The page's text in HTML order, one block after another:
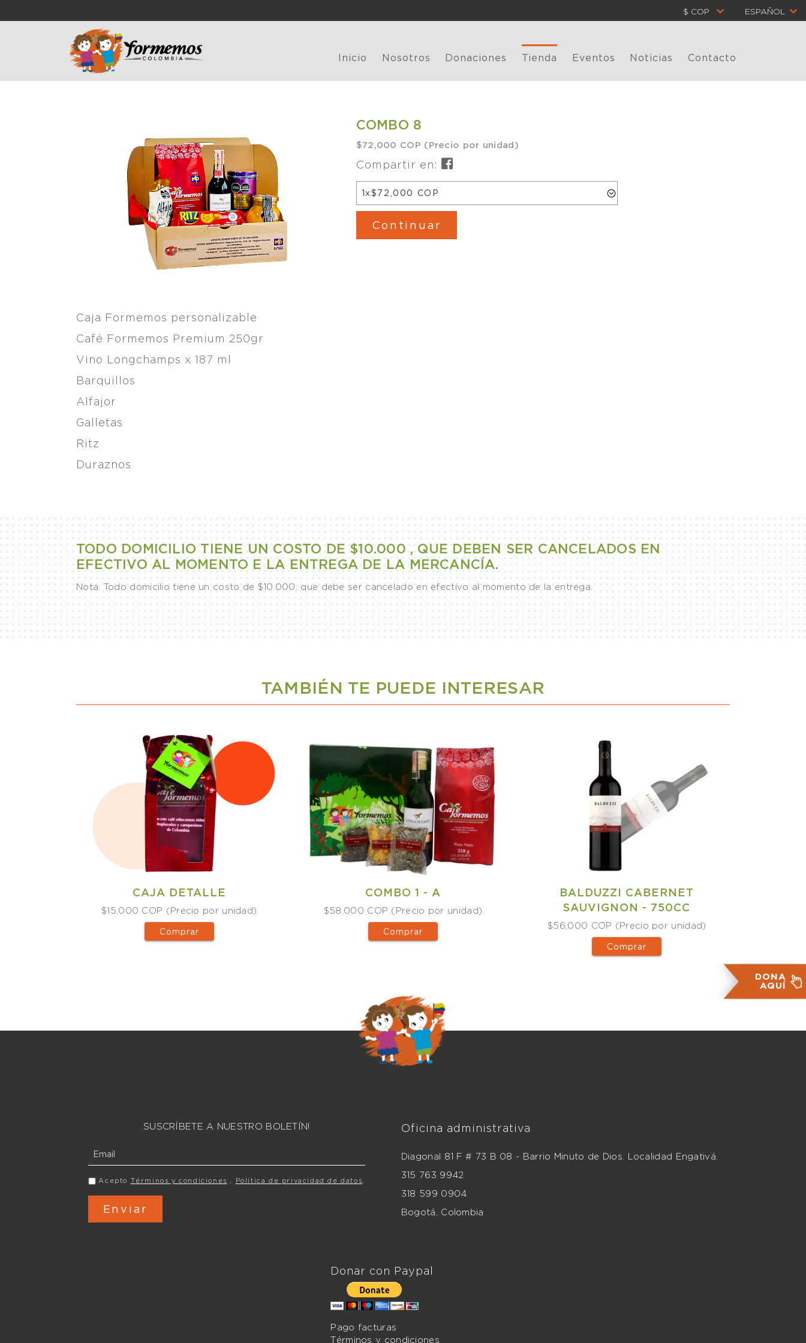
$ COP ESPAÑOL
Inicio Nosotros Donaciones Tienda Eventos Noticias Contacto
DONA
AQUÍ
COMBO 8
$72,000 COP (Precio por unidad)
Compartir en:
1x$72,000 COP
Caja Formemos personalizable
Café Formemos Premium 250gr
Vino Longchamps x 187 ml
Barquillos
Alfajor
Galletas
Ritz
Duraznos
TODO DOMICILIO TIENE UN COSTO DE $10.000 , QUE DEBEN SER CANCELADOS EN
EFECTIVO AL MOMENTO E LA ENTREGA DE LA MERCANCÍA.
Nota: Todo domicilio tiene un costo de $10.000, que debe ser cancelado en efectivo al momento de la entrega.
TAMBIÉN TE PUEDE INTERESAR
CAJA DETALLE
$15,000 COP (Precio por unidad)
Comprar
COMBO 1 - A
$58,000 COP (Precio por unidad)
Comprar
BALDUZZI CABERNET
SAUVIGNON - 750CC
$56,000 COP (Precio por unidad)
Comprar
SUSCRÍBETE A NUESTRO BOLETÍN!
Acepto Términos y condiciones Política de privacidad de datos
Oficina administrativa
Diagonal 81 F # 73 B 08 - Barrio Minuto de Dios. Localidad Engativá.
315 763 9942
318 599 0904
Bogotá, Colombia
Donar con Paypal
Pago facturas
Términos y condiciones